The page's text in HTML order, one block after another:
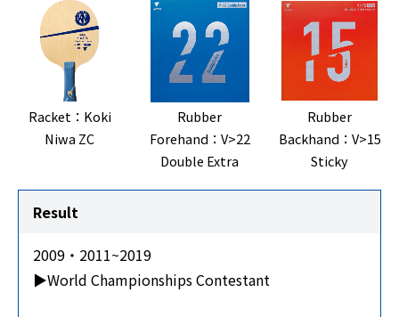
Racket：Koki
Niwa ZC
Rubber
Forehand：V>22
Double Extra
Rubber
Backhand：V>15
Sticky
Result
2009・2011~2019
▶World Championships Contestant